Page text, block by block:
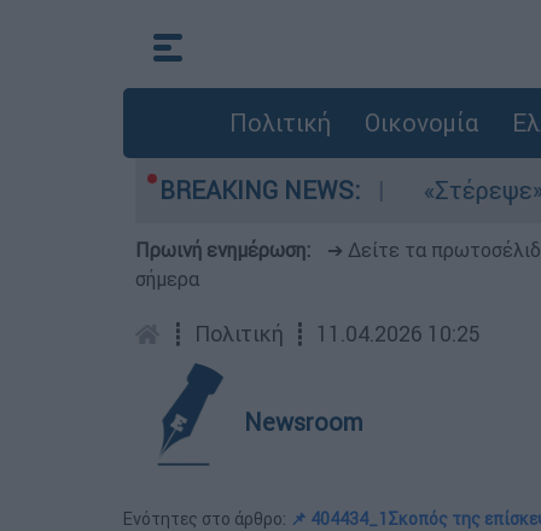
Πολιτική Οικονομία
BREAKING NEWS:
μελτέμια στο Αιγαίο «Στέρεψε» η
Πρωινή ενημέρωση: ➔ Δείτε τα
σήμερα
┋ Πολιτική ┋ 11.04.2026 10:25
Newsroom
Ενότητες στο άρθρο: 📌 404434_1Σκοπός της